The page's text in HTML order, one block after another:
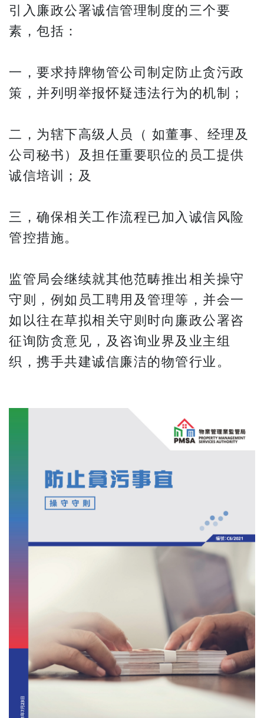
引入廉政公署诚信管理制度的三个要
素，包括：
一，要求持牌物管公司制定防止贪污政
策，并列明举报怀疑违法行为的机制；
二，为辖下高级人员（ 如董事、经理及
公司秘书）及担任重要职位的员工提供
诚信培训；及
三，确保相关工作流程已加入诚信风险
管控措施。
监管局会继续就其他范畴推出相关操守
守则，例如员工聘用及管理等，并会一
如以往在草拟相关守则时向廉政公署咨
征询防贪意见，及咨询业界及业主组
织，携手共建诚信廉洁的物管行业。